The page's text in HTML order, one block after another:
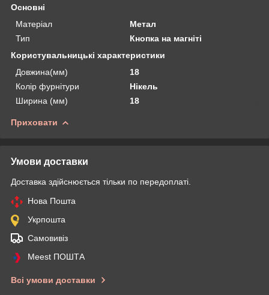
Основні
Матеріал
Метал
Тип
Кнопка на магніті
Користувальницькі характеристики
Довжина(мм)
18
Колір фурнітури
Нікель
Ширина (мм)
18
Приховати
Умови доставки
Доставка здійснюється тільки по передоплаті.
Нова Пошта
Укрпошта
Самовивіз
Meest ПОШТА
Всі умови доставки